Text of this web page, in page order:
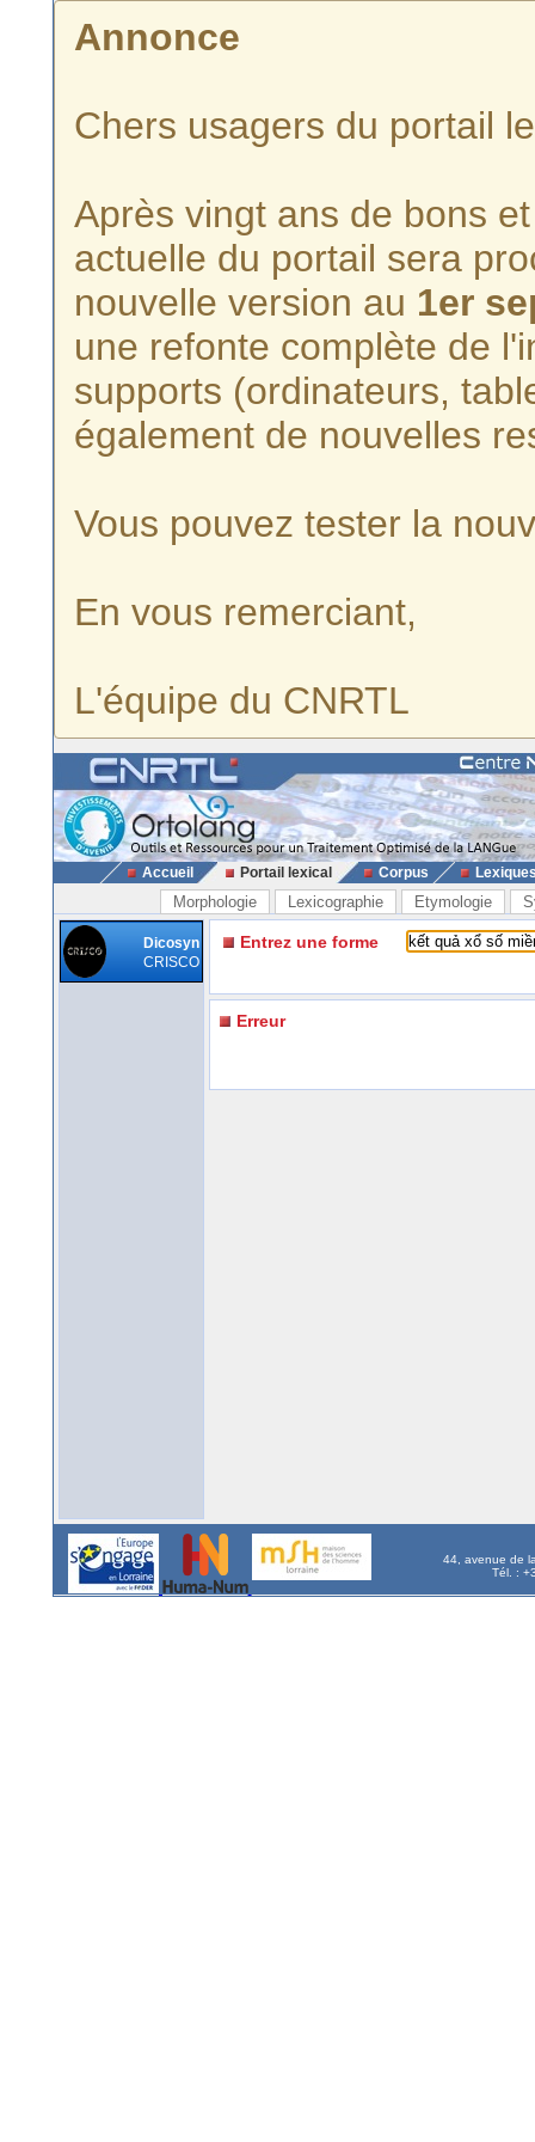
Annonce
Chers usagers du portail
Après vingt ans de bons
actuelle du portail sera
nouvelle version au 1er
une refonte complète de
supports (ordinateurs,
également de nouvelles
Vous pouvez tester la
En vous remerciant,
L'équipe du CNRTL
Accueil Portail lexical Corpus
Morphologie Lexicographie Etymologie
Dicosyn
CRISCO
Entrez une forme
Erreur
44, avenue de
Tél. :